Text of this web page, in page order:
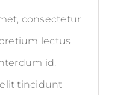
consectetur
lectus
id.
tincidunt